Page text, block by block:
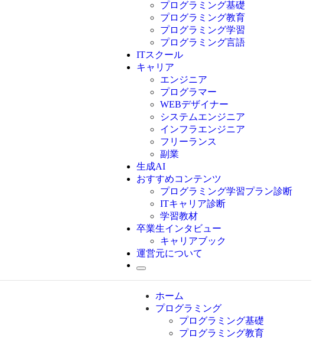
プログラミング基礎
プログラミング教育
プログラミング学習
プログラミング言語
C言語
C#
VBA
Go言語
Kotlin
Java
JavaScript
Swift
Ruby
その他言語
ITスクール
キャリア
エンジニア
プログラマー
WEBデザイナー
システムエンジニア
インフラエンジニア
フリーランス
副業
生成AI
おすすめコンテンツ
プログラミング学習プラン診断
ITキャリア診断
学習教材
卒業生インタビュー
キャリアブック
運営元について
ホーム
プログラミング
プログラミング基礎
プログラミング教育